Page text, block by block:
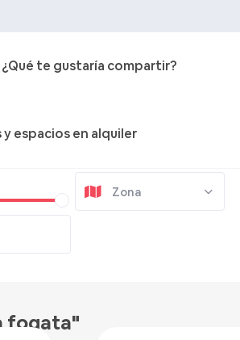
¿Qué te gustaría compartir?
espacios en alquiler
Zona
fogata"